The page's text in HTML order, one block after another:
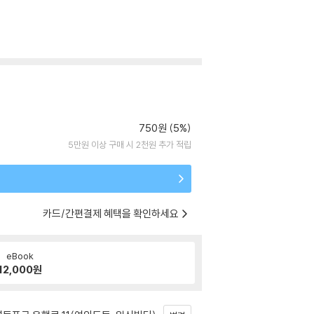
750원 (5%)
5만원 이상 구매 시 2천원 추가 적립
카드/간편결제 혜택을 확인하세요
eBook
원